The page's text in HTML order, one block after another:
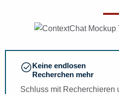
Keine endlosen
Recherchen mehr
Schluss mit Recherchieren